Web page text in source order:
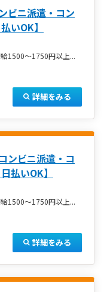
ビニ派遣・コン
いOK】
1500～1750円以上...
詳細をみる
ンビニ派遣・コ
払いOK】
1500～1750円以上...
詳細をみる